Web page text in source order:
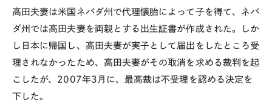
高田夫妻は米国ネバダ州で代理懐胎によって子を得て、ネバ
ダ州では高田夫妻を両親とする出生証書が作成された。しか
し日本に帰国し、高田夫妻が実子として届出をしたところ受
理されなかったため、高田夫妻がその取消を求める裁判を起
こしたが、2007年3月に、最高裁は不受理を認める決定を
下した。